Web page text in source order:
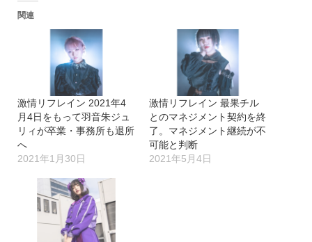
込
中…
関連
激情リフレイン 2021年4
月4日をもって羽音朱ジュ
リィが卒業・事務所も退所
へ
2021年1月30日
激情リフレイン 最果チル
とのマネジメント契約を終
了。マネジメント継続が不
可能と判断
2021年5月4日